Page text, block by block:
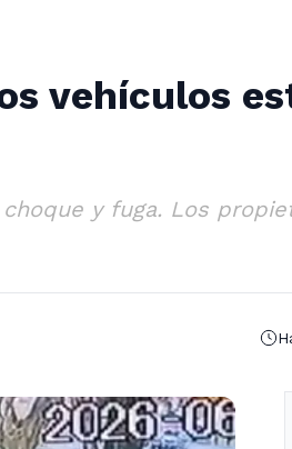
vehículos
y fuga. Los